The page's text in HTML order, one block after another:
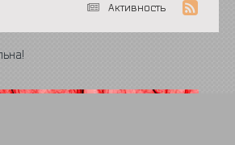
Активность